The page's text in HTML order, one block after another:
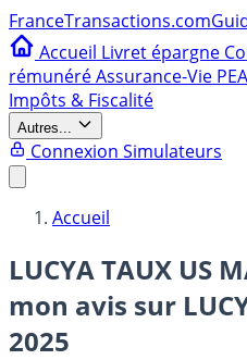
FranceTransactions.com
Accueil Livret épargne
rémunéréAssurance-Vie
Impôts & Fiscalité
Autres...
Connexion Simulateurs
Accueil
LUCYA TAUX US
mon avis sur
2025